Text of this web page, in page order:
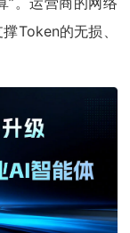
Token的无损、